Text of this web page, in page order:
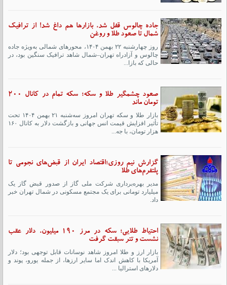
جاده چالوس قفل شد، بازارها هم داغ شد! از ترافیک
شمال تا صعود طلا و روغن
روز چهارشنبه ۲۲ بهمن ۱۴۰۴، محورهای شمالی به‌ویژه جاده
چالوس و آزادراه تهران–شمال شاهد ترافیک سنگین بود، در
حالی که بازا...
صعود چشمگیر طلا و سکه؛ سکه تمام در کانال 200
تومان ماند
بازار طلا و سکه تهران امروز سه‌شنبه ۲۱ بهمن ۱۴۰۴ تحت
تأثیر افزایش قیمت انس جهانی و بازگشت دلار به کانال ۱۶۰
هزار تومان، با جه...
گزارش نیم روزی؛اقتصاد ایران از قبض‌های نجومی تا
پلتفرم‌های طلا
مدیر بهره‌برداری شرکت ملی گاز از صدور قبض گاز یک
میلیارد تومانی برای یک مجتمع مسکونی در شمال تهران خبر
داد.
احتیاط طلایی؛ سکه در مرز ۱۹۰ میلیون، دلار عقب
نشست و تتر سبقت گرفت
بازار ارز و طلا امروز شاهد نوسانات قابل توجهی بود؛ دلار
آمریکا با کاهش اندک اما سایر ارزها، از جمله یورو، پوند و
دلارهای استرالیا ...